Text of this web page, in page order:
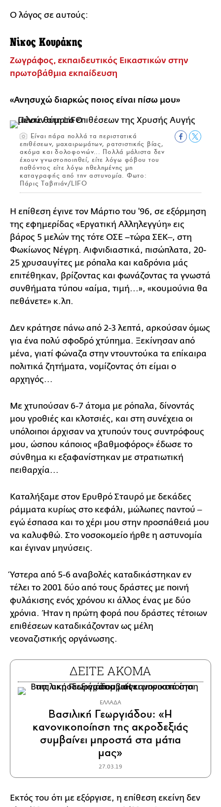
Ο λόγος σε αυτούς:
Νίκος Κουράκης
Ζωγράφος, εκπαιδευτικός Εικαστικών στην
πρωτοβάθμια εκπαίδευση
«Ανησυχώ διαρκώς ποιος είναι πίσω μου»
Είναι πάρα πολλά τα περιστατικά
επιθέσεων, μαχαιρωμάτων, ρατσιστικής βίας,
ακόμα και δολοφονιών... Πολλά μάλιστα δεν
έχουν γνωστοποιηθεί, είτε λόγω φόβου του
παθόντος είτε λόγω ηθελημένης μη
καταγραφής από την αστυνομία. Φωτο:
Πάρις Ταβιτιάν/LIFO
Η επίθεση έγινε τον Μάρτιο του '96, σε εξόρμηση
της εφημερίδας «Εργατική Αλληλεγγύη» εις
βάρος 5 μελών της τότε ΟΣΕ –τώρα ΣΕΚ‒, στη
Φωκίωνος Νέγρη. Αιφνιδιαστικά, πισώπλατα, 20-
25 χρυσαυγίτες με ρόπαλα και καδρόνια μάς
επιτέθηκαν, βρίζοντας και φωνάζοντας τα γνωστά
συνθήματα τύπου «αίμα, τιμή...», «κουμούνια θα
πεθάνετε» κ.λπ.
Δεν κράτησε πάνω από 2-3 λεπτά, αρκούσαν όμως
για ένα πολύ σφοδρό χτύπημα. Ξεκίνησαν από
μένα, γιατί φώναζα στην ντουντούκα τα επίκαιρα
πολιτικά ζητήματα, νομίζοντας ότι είμαι ο
αρχηγός...
Με χτυπούσαν 6-7 άτομα με ρόπαλα, δίνοντάς
μου γροθιές και κλοτσιές, και στη συνέχεια οι
υπόλοιποι άρχισαν να χτυπούν τους συντρόφους
μου, ώσπου κάποιος «βαθμοφόρος» έδωσε το
σύνθημα κι εξαφανίστηκαν με στρατιωτική
πειθαρχία...
Καταλήξαμε στον Ερυθρό Σταυρό με δεκάδες
ράμματα κυρίως στο κεφάλι, μώλωπες παντού ‒
εγώ έσπασα και το χέρι μου στην προσπάθειά μου
να καλυφθώ. Στο νοσοκομείο ήρθε η αστυνομία
και έγιναν μηνύσεις.
Ύστερα από 5-6 αναβολές καταδικάστηκαν εν
τέλει το 2001 δύο από τους δράστες με ποινή
φυλάκισης ενός χρόνου κι άλλος ένας με δύο
χρόνια. Ήταν η πρώτη φορά που δράστες τέτοιων
επιθέσεων καταδικάζονταν ως μέλη
νεοναζιστικής οργάνωσης.
ΔΕΙΤΕ ΑΚΟΜΑ
ΕΛΛΑΔΑ
Βασιλική Γεωργιάδου: «Η
κανονικοποίηση της ακροδεξιάς
συμβαίνει μπροστά στα μάτια
μας»
27.03.19
Εκτός του ότι με εξόργισε, η επίθεση εκείνη δεν